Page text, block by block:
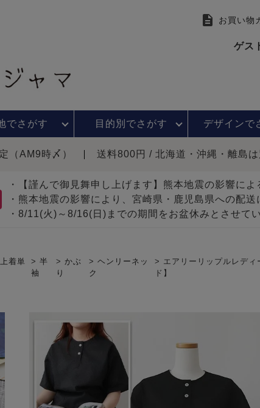
お買い物
ゲス
でさがす 目的別でさがす デザインで
（AM9時〆） 送料800円 / 北海道・沖縄・離島
・【謹んで御見舞申し上げます】熊本地震の影響に
・熊本地震の影響により、宮崎県・鹿児島県への配
・8/11(火)～8/16(日)までの期間をお盆休みとさせて
着単
半
袖
かぶ
り
ヘンリーネッ
ク
エアリーリップルレデ
ド】